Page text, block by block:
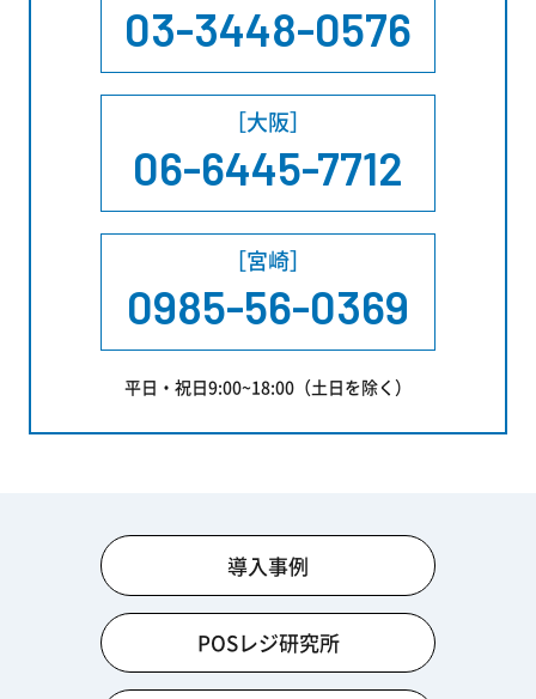
03-3448-0576
［大阪］
06-6445-7712
［宮崎］
0985-56-0369
平日・祝日9:00~18:00（土日を除く）
導入事例
POSレジ研究所